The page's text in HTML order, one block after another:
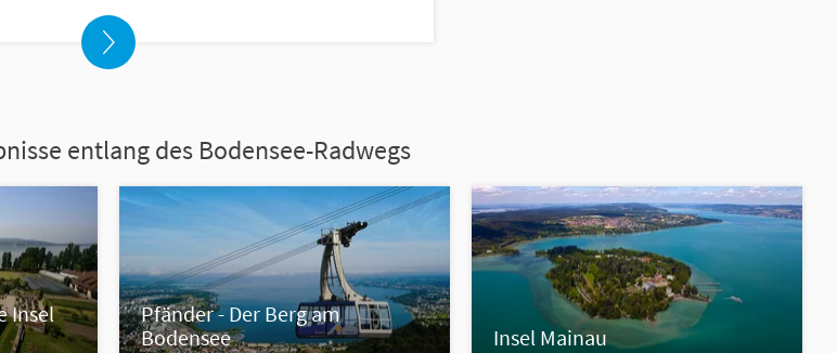
entlang des Bodensee-Radwegs
Insel
Pfänder - Der Berg am
Bodensee
Insel Mainau